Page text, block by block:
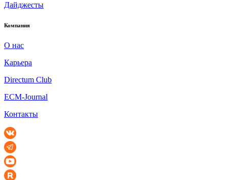
Дайджесты
Компания
О нас
Карьера
Directum Club
ECM-Journal
Контакты